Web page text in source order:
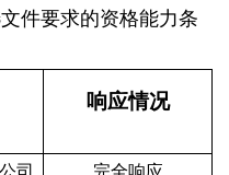
件要求的资格能力条
响应情况
司 完全响应